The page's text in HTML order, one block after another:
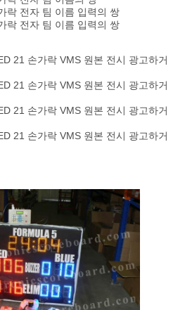
락 전자 팀 이름 입력의 쌍
락 전자 팀 이름 입력의 쌍
21 손가락 VMS 원본 전시 광고하거
21 손가락 VMS 원본 전시 광고하거
21 손가락 VMS 원본 전시 광고하거
21 손가락 VMS 원본 전시 광고하거